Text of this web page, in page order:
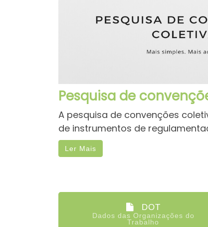
Pesquisa de
A pesquisa de convenções
de instrumentos de
Ler Mais
DOT
Dados das Organizações do
Trabalho